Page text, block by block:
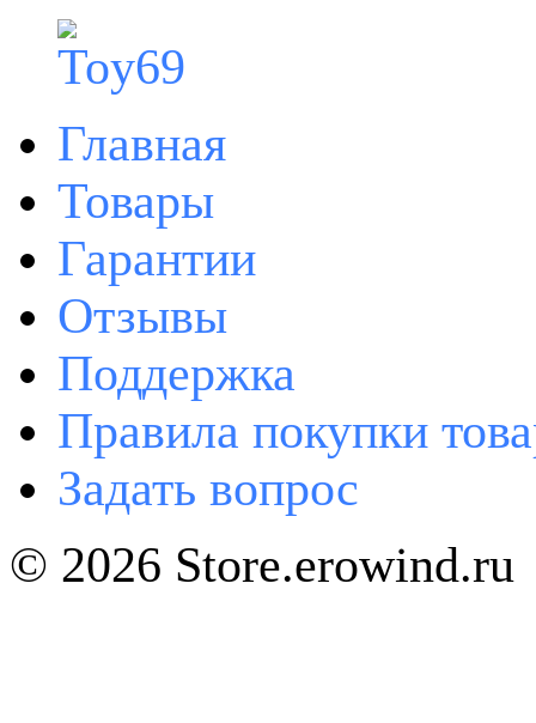
Главная
Товары
Гарантии
Отзывы
Поддержка
Правила покупки
Задать вопрос
© 2026 Store.erowind.ru